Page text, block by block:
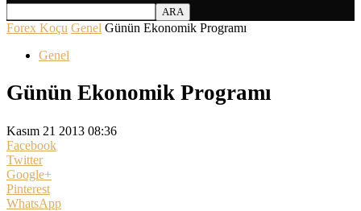
Forex Koçu Genel Günün Ekonomik Programı
Genel
Günün Ekonomik Programı
Kasım 21 2013 08:36
Facebook
Twitter
Google+
Pinterest
WhatsApp